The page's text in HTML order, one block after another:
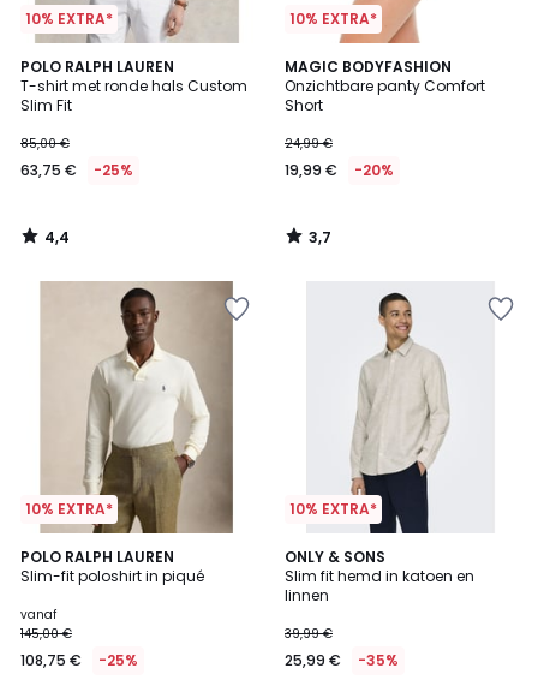
10% EXTRA*
POLO RALPH LAUREN
T-shirt met ronde hals Custom
Slim Fit
85,00 €
63,75 € -25%
4,4
/ 5
4,4
/
10% EXTRA*
MAGIC BODYFASHION
Onzichtbare panty Comfort
Short
24,99 €
19,99 € -20%
3,7
/ 5
3,7
/
10% EXTRA*
POLO RALPH LAUREN
Slim-fit poloshirt in piqué
vanaf
145,00 €
108,75 € -25%
4,7
/ 5
3
Kleuren
10% EXTRA*
ONLY & SONS
Slim fit hemd in katoen en
linnen
39,99 €
25,99 € -35%
5
/
5
4
Kleuren